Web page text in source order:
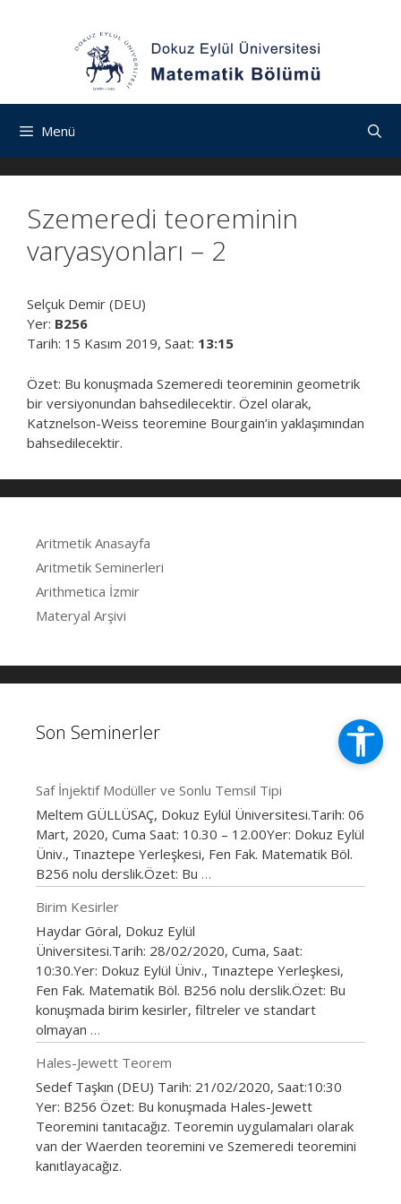
Menü
Szemeredi teoreminin
varyasyonları – 2
Selçuk Demir (DEU)
Yer: B256
Tarih: 15 Kasım 2019, Saat: 13:15
Özet: Bu konuşmada Szemeredi teoreminin geometrik
bir versiyonundan bahsedilecektir. Özel olarak,
Katznelson-Weiss teoremine Bourgain’in yaklaşımından
bahsedilecektir.
Aritmetik Anasayfa
Aritmetik Seminerleri
Arithmetica İzmir
Materyal Arşivi
Son Seminerler
Saf İnjektif Modüller ve Sonlu Temsil Tipi
Meltem GÜLLÜSAÇ, Dokuz Eylül Üniversitesi.Tarih: 06
Mart, 2020, Cuma Saat: 10.30 – 12.00Yer: Dokuz Eylül
Üniv., Tınaztepe Yerleşkesi, Fen Fak. Matematik Böl.
B256 nolu derslik.Özet: Bu …
Birim Kesirler
Haydar Göral, Dokuz Eylül
Üniversitesi.Tarih: 28/02/2020, Cuma, Saat:
10:30.Yer: Dokuz Eylül Üniv., Tınaztepe Yerleşkesi,
Fen Fak. Matematik Böl. B256 nolu derslik.Özet: Bu
konuşmada birim kesirler, filtreler ve standart
olmayan …
Hales-Jewett Teorem
Sedef Taşkın (DEU) Tarih: 21/02/2020, Saat:10:30
Yer: B256 Özet: Bu konuşmada Hales-Jewett
Teoremini tanıtacağız. Teoremin uygulamaları olarak
van der Waerden teoremini ve Szemeredi teoremini
kanıtlayacağız.